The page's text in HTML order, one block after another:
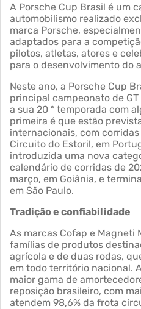
A Porsche Cup Brasil é um
automobilismo realizado
marca Porsche,
adaptados para a
pilotos, atletas, atores e
para o desenvolvimento do
Neste ano, a Porsche Cup
principal campeonato de
a sua 20 ª temporada com
primeira é que estão
internacionais, com
Circuito do Estoril, em
introduzida uma nova
calendário de corridas de
março, em Goiânia, e
em São Paulo.
Tradição e confiabilidade
As marcas Cofap e Magneti
famílias de produtos
agrícola e de duas rodas,
em todo território nacional.
maior gama de
reposição brasileiro, com
atendem 98,6% da frota